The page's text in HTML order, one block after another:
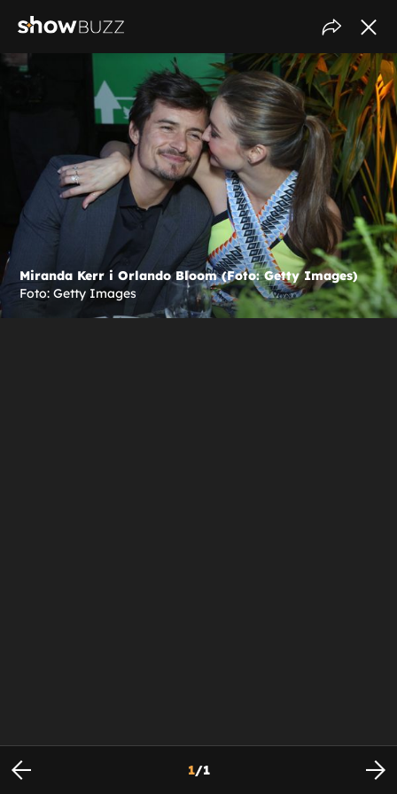
Miranda Kerr i Orlando Bloom (Foto: Getty Images)
Foto: Getty Images
1/1